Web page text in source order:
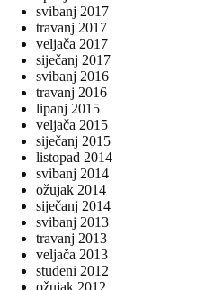
svibanj 2017
travanj 2017
veljača 2017
siječanj 2017
svibanj 2016
travanj 2016
lipanj 2015
veljača 2015
siječanj 2015
listopad 2014
svibanj 2014
ožujak 2014
siječanj 2014
svibanj 2013
travanj 2013
veljača 2013
studeni 2012